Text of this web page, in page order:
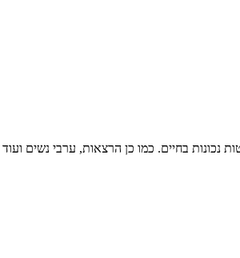
נכונות בחיים. כמו כן הרצאות, ערבי נשים ועוד